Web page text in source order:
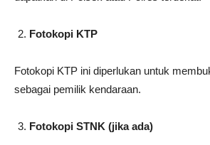
Fotokopi KTP
Fotokopi KTP ini diperlukan untuk
sebagai pemilik kendaraan.
Fotokopi STNK (jika ada)